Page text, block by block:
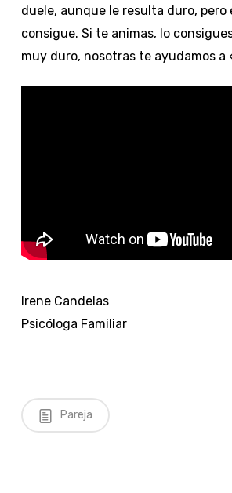
duele, aunque le resulta duro, pero
consigue. Si te animas, lo
muy duro, nosotras te ayudamos a
Irene Candelas
Psicóloga Familiar
Pareja